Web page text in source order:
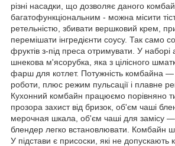
різні насадки, що дозволяє даного
багатофункціональним - можна місити
ретельністю, збивати вершковий крем,
перемішати інгредієнти соусу. Так само
фруктів з-під преса отримувати. У наборі
шнекова м'ясорубка, яка з цілісного
фарш для котлет. Потужність комбайна
роботи, плюс режим пульсації і плавне
Кухонний комбайн працюємо порівняно
прозора захист від бризок, об'єм чаші
мерочная шкала, об'єм чаші для замісу
блендер легко встановлювати. Комбайн
У підстави є присоски, які не допускають